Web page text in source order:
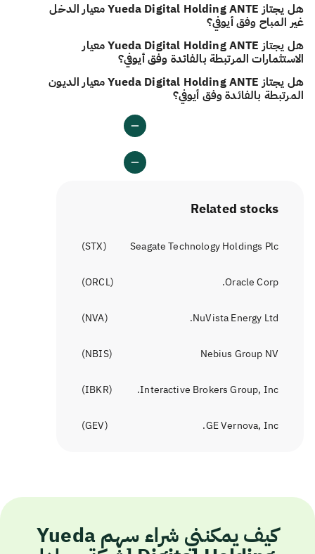
هل يجتاز Yueda Digital Holding ANTE معيار الدخل
غير المباح وفق أيوفي؟
هل يجتاز Yueda Digital Holding ANTE معيار
الاستثمارات المرتبطة بالفائدة وفق أيوفي؟
هل يجتاز Yueda Digital Holding ANTE معيار الديون
المرتبطة بالفائدة وفق أيوفي؟
Related stocks
Seagate Technology Holdings Plc
(
STX
)
Oracle Corp.
(
ORCL
)
NuVista Energy Ltd.
(
NVA
)
Nebius Group NV
(
NBIS
)
Interactive Brokers Group, Inc.
(
IBKR
)
GE Vernova, Inc.
(
GEV
)
كيف يمكنني شراء سهم Yueda